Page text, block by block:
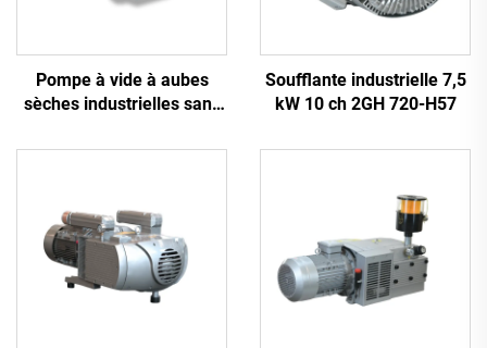
Pompe à vide à aubes
sèches industrielles sans
Soufflante industrielle 7,5
kW 10 ch 2GH 720-H57